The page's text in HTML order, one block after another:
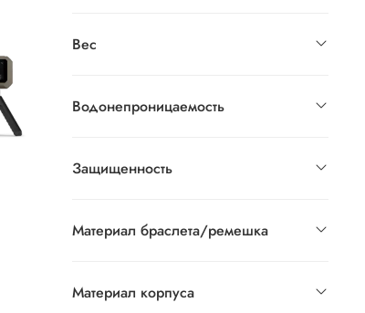
Вес
Водонепроницаемость
Защищенность
Материал браслета/ремешка
Материал корпуса